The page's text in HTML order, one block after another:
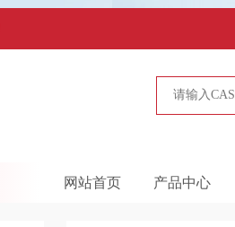
网站首页 产品中心